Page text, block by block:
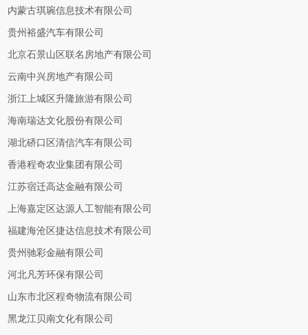
内蒙古琪琬信息技术有限公司
贵州裕盛汽车有限公司
北京石景山区联名房地产有限公司
云南中兴房地产有限公司
浙江上城区升隆旅游有限公司
海南瑞达文化股份有限公司
湖北硚口区清信汽车有限公司
香港程奇农业集团有限公司
江苏宿迁高达金融有限公司
上海嘉定区达源人工智能有限公司
福建海沧区捷达信息技术有限公司
贵州驰彩金融有限公司
河北凡芳环保有限公司
山东市北区程奇物流有限公司
黑龙江贝南文化有限公司